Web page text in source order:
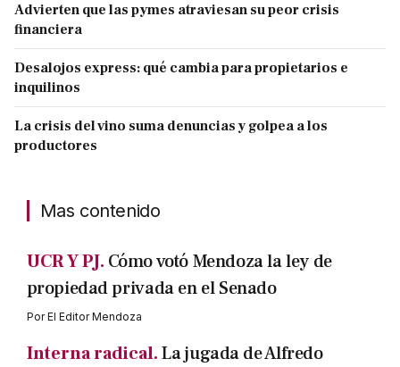
Advierten que las pymes atraviesan su peor crisis
financiera
Desalojos express: qué cambia para propietarios e
inquilinos
La crisis del vino suma denuncias y golpea a los
productores
Mas contenido
UCR Y PJ. Cómo votó Mendoza la ley de
propiedad privada en el Senado
PorEl Editor Mendoza
Interna radical.La jugada de Alfredo